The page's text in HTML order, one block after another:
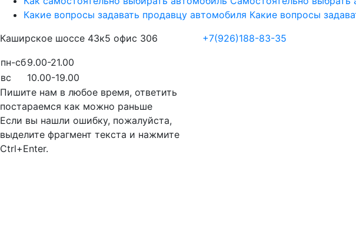
Какие вопросы задавать продавцу автомобиля Какие вопросы
Каширское шоссе 43к5 офис 306
пн-сб9.00-21.00
вс
10.00-19.00
Пишите нам в любое время, ответить
постараемся как можно раньше
Если вы нашли ошибку, пожалуйста,
выделите фрагмент текста и нажмите
Ctrl+Enter.
+7(926)188-83-35